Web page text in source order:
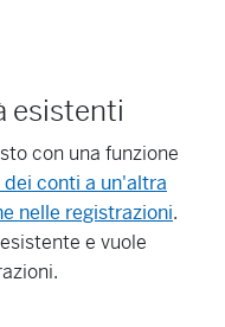
esistenti
con una funzione
conti a un'altra
nelle registrazioni.
e vuole